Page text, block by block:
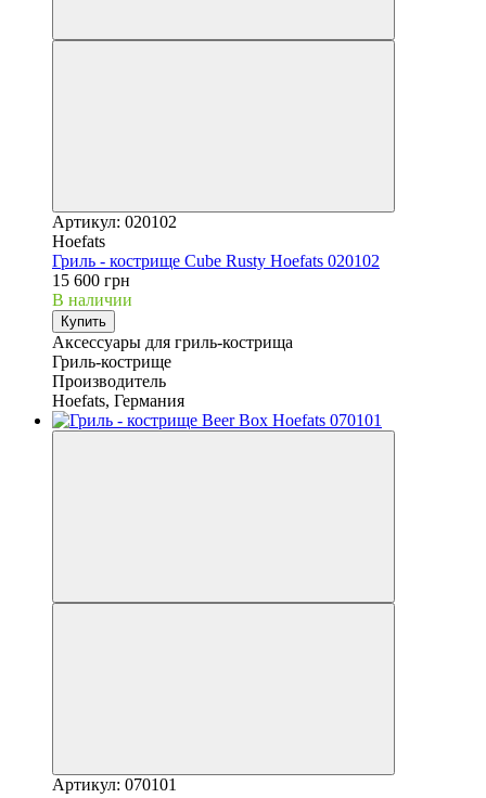
Артикул: 020102
Hoefats
Гриль - кострище Cube Rusty Hoefats 020102
15 600 грн
В наличии
Купить
Аксессуары для гриль-кострища
Гриль-кострище
Производитель
Hoefats, Германия
Артикул: 070101